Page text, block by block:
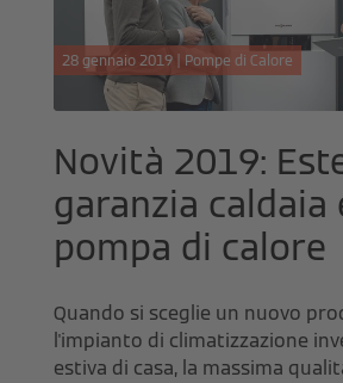
28 gennaio 2019 | Pompe di Calore
Novità 2019:
garanzia caldaia
pompa di calore
Quando si sceglie un nuovo
l'impianto di climatizzazione
estiva di casa, la massima